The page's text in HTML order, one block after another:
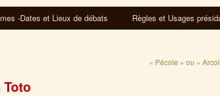
-Dates et Lieux de débats Règles et Usages
« Pécole » ou «